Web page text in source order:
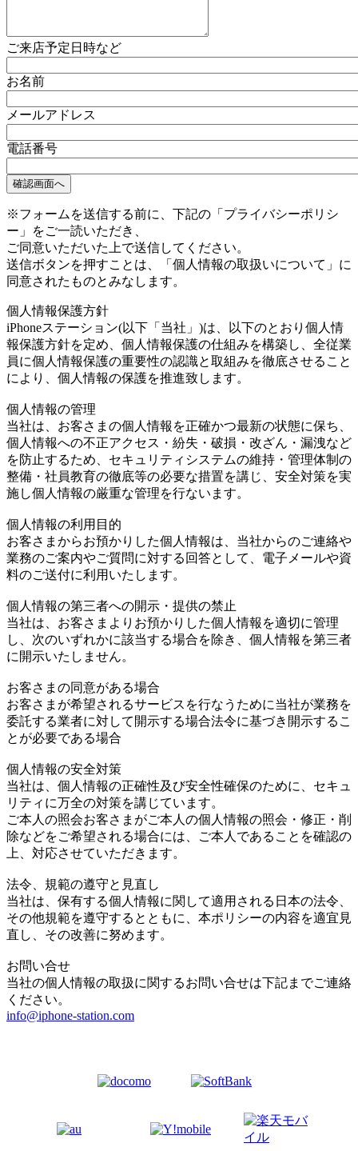
ご来店予定日時など
お名前
メールアドレス
電話番号
※フォームを送信する前に、下記の「プライバシーポリシ
ー」をご一読いただき、
ご同意いただいた上で送信してください。
送信ボタンを押すことは、「個人情報の取扱いについて」に
同意されたものとみなします。
個人情報保護方針
iPhoneステーション(以下「当社」)は、以下のとおり個人情
報保護方針を定め、個人情報保護の仕組みを構築し、全従業
員に個人情報保護の重要性の認識と取組みを徹底させること
により、個人情報の保護を推進致します。
個人情報の管理
当社は、お客さまの個人情報を正確かつ最新の状態に保ち、
個人情報への不正アクセス・紛失・破損・改ざん・漏洩など
を防止するため、セキュリティシステムの維持・管理体制の
整備・社員教育の徹底等の必要な措置を講じ、安全対策を実
施し個人情報の厳重な管理を行ないます。
個人情報の利用目的
お客さまからお預かりした個人情報は、当社からのご連絡や
業務のご案内やご質問に対する回答として、電子メールや資
料のご送付に利用いたします。
個人情報の第三者への開示・提供の禁止
当社は、お客さまよりお預かりした個人情報を適切に管理
し、次のいずれかに該当する場合を除き、個人情報を第三者
に開示いたしません。
お客さまの同意がある場合
お客さまが希望されるサービスを行なうために当社が業務を
委託する業者に対して開示する場合法令に基づき開示するこ
とが必要である場合
個人情報の安全対策
当社は、個人情報の正確性及び安全性確保のために、セキュ
リティに万全の対策を講じています。
ご本人の照会お客さまがご本人の個人情報の照会・修正・削
除などをご希望される場合には、ご本人であることを確認の
上、対応させていただきます。
法令、規範の遵守と見直し
当社は、保有する個人情報に関して適用される日本の法令、
その他規範を遵守するとともに、本ポリシーの内容を適宜見
直し、その改善に努めます。
お問い合せ
当社の個人情報の取扱に関するお問い合せは下記までご連絡
ください。
info@iphone-station.com